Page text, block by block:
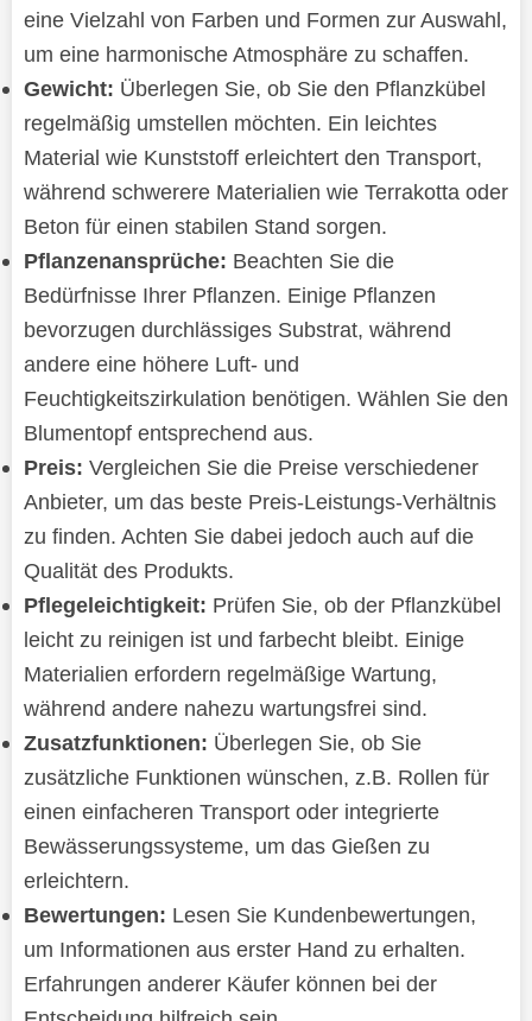
eine Vielzahl von Farben und Formen zur Auswahl,
um eine harmonische Atmosphäre zu schaffen.
Gewicht: Überlegen Sie, ob Sie den Pflanzkübel
regelmäßig umstellen möchten. Ein leichtes
Material wie Kunststoff erleichtert den Transport,
während schwerere Materialien wie Terrakotta oder
Beton für einen stabilen Stand sorgen.
Pflanzenansprüche: Beachten Sie die
Bedürfnisse Ihrer Pflanzen. Einige Pflanzen
bevorzugen durchlässiges Substrat, während
andere eine höhere Luft- und
Feuchtigkeitszirkulation benötigen. Wählen Sie den
Blumentopf entsprechend aus.
Preis: Vergleichen Sie die Preise verschiedener
Anbieter, um das beste Preis-Leistungs-Verhältnis
zu finden. Achten Sie dabei jedoch auch auf die
Qualität des Produkts.
Pflegeleichtigkeit: Prüfen Sie, ob der Pflanzkübel
leicht zu reinigen ist und farbecht bleibt. Einige
Materialien erfordern regelmäßige Wartung,
während andere nahezu wartungsfrei sind.
Zusatzfunktionen: Überlegen Sie, ob Sie
zusätzliche Funktionen wünschen, z.B. Rollen für
einen einfacheren Transport oder integrierte
Bewässerungssysteme, um das Gießen zu
erleichtern.
Bewertungen: Lesen Sie Kundenbewertungen,
um Informationen aus erster Hand zu erhalten.
Erfahrungen anderer Käufer können bei der